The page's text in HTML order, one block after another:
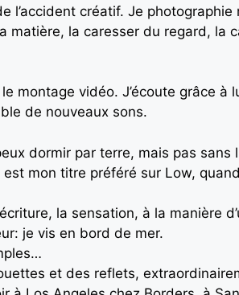
l’accident créatif. Je
la caresser du regard, la
montage vidéo. J’écoute grâce
de nouveaux sons.
dormir par terre, mais pas sans
mon titre préféré sur Low,
la sensation, à la manière
je vis en bord de mer.
et des reflets,